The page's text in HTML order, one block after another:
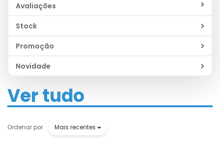
Avaliações
Stock
Promoção
Novidade
Ver tudo
Ordenar por Mais recentes